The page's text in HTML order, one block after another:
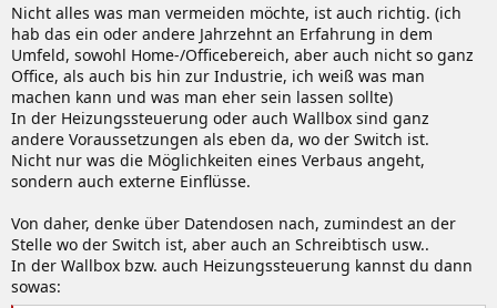
Nicht alles was man vermeiden möchte, ist auch richtig. (ich
hab das ein oder andere Jahrzehnt an Erfahrung in dem
Umfeld, sowohl Home-/Officebereich, aber auch nicht so ganz
Office, als auch bis hin zur Industrie, ich weiß was man
machen kann und was man eher sein lassen sollte)
In der Heizungssteuerung oder auch Wallbox sind ganz
andere Voraussetzungen als eben da, wo der Switch ist.
Nicht nur was die Möglichkeiten eines Verbaus angeht,
sondern auch externe Einflüsse.
Von daher, denke über Datendosen nach, zumindest an der
Stelle wo der Switch ist, aber auch an Schreibtisch usw..
In der Wallbox bzw. auch Heizungssteuerung kannst du dann
sowas: